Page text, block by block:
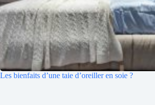
Les bienfaits d’une taie d’oreiller en soie ?